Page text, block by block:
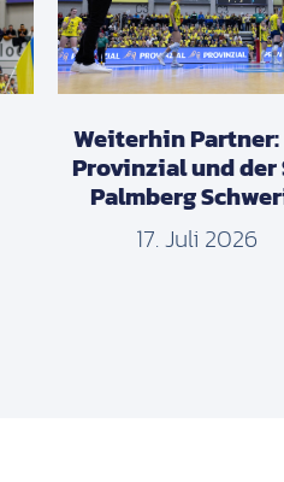
Weiterhin Partner:
Provinzial und der
Palmberg
17. Juli 2026